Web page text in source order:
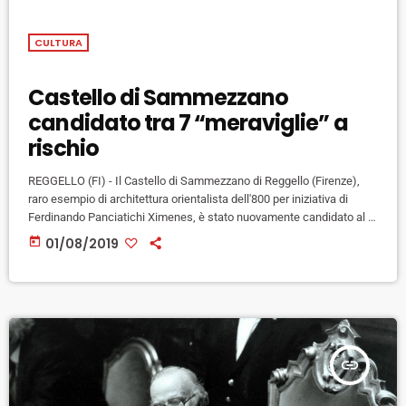
CULTURA
Castello di Sammezzano
candidato tra 7 “meraviglie” a
rischio
REGGELLO (FI) - Il Castello di Sammezzano di Reggello (Firenze),
raro esempio di architettura orientalista dell'800 per iniziativa di
Ferdinando Panciatichi Ximenes, è stato nuovamente candidato al '7
Most Endangered', il programma comunitario promosso da Europa
Nostra che ha l'obiettivo di individuare i luoghi in pericolo presenti sul
today 01/08/2019
insert_link